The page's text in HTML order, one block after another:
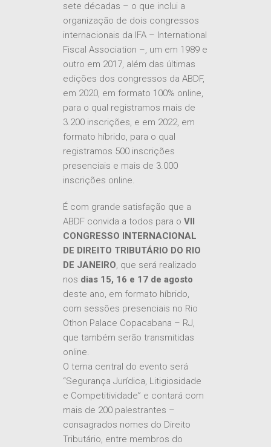
sete décadas – o que inclui a
organização de dois congressos
internacionais da IFA – International
Fiscal Association –, um em 1989 e
outro em 2017, além das últimas
edições dos congressos da ABDF,
em 2020, em formato 100% online,
para o qual registramos mais de
3.200 inscrições, e em 2022, em
formato híbrido, para o qual
registramos 500 inscrições
presenciais e mais de 3.000
inscrições online.
É com grande satisfação que a
ABDF convida a todos para o VII
CONGRESSO INTERNACIONAL
DE DIREITO TRIBUTÁRIO DO RIO
DE JANEIRO, que será realizado
nos dias 15, 16 e 17 de agosto
deste ano, em formato híbrido,
com sessões presenciais no Rio
Othon Palace Copacabana – RJ,
que também serão transmitidas
online.
O tema central do evento será
“Segurança Jurídica, Litigiosidade
e Competitividade” e contará com
mais de 200 palestrantes –
consagrados nomes do Direito
Tributário, entre membros do